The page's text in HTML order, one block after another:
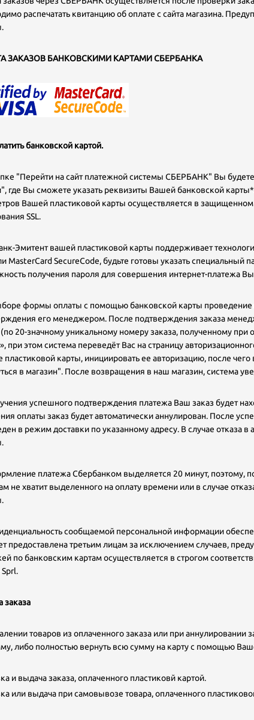
распечатать квитанцию об оплате с сайта магазина.
ЗАКАЗОВ БАНКОВСКИМИ КАРТАМИ СБЕРБАНКА
банковской картой.
"Перейти на сайт платежной системы СБЕРБАНК" Вы
где Вы сможете указать реквизиты Вашей банковской
Вашей пластиковой карты осуществляется в
SSL.
Эмитент вашей пластиковой карты поддерживает
MasterCard SecureCode, будьте готовы указать
получения пароля для совершения интернет-платежа
формы оплаты с помощью банковской карты проведение
его менеджером. После подтверждения заказа
(по 20-значному уникальному номеру заказа, полученному
при этом система переведёт Вас на страницу
пластиковой карты, инициировать ее авторизацию, после
в магазин". После возвращения в наш магазин, система
успешного подтверждения платежа Ваш заказ будет
оплаты заказ будет автоматически аннулирован. После
в режим доставки по указанному адресу. В случае отказа
платежа Сбербанком выделяется 20 минут, поэтому,
не хватит выделенного на оплату времени или в случае
сообщаемой персональной информации
предоставлена третьим лицам за исключением случаев,
по банковским картам осуществляется в строгом
заказа
товаров из оплаченного заказа или при аннулировании
либо полностью вернуть всю сумму на карту с помощью
и выдача заказа, оплаченного пластиковй картой.
или выдача при самовывозе товара, оплаченного